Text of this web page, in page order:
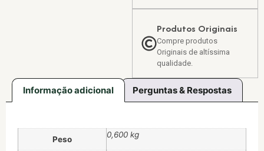
Produtos Originais
Compre produtos
Originais de altíssima
qualidade.
Informação adicional Perguntas & Respostas
Peso 0,600 kg